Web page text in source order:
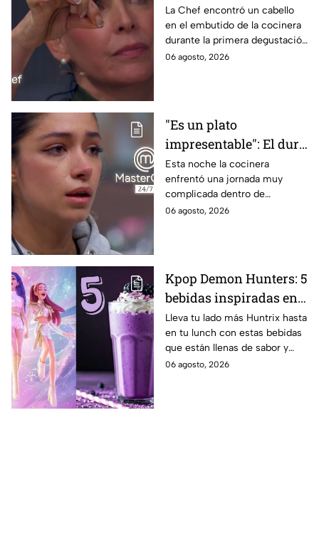
en evidencia a Carmen
en la gala de mandiles
negros de MasterChef
24/7
La Chef encontró un cabello
en el embutido de la cocinera
durante la primera degustación
de la noche
06 agosto, 2026
"Es un plato
impresentable": El duro
regaño que hizo llorar a
Michelle dentro de
MasterChef 24/7
Esta noche la cocinera
enfrentó una jornada muy
complicada dentro de
MasterChef 24/7.
06 agosto, 2026
Kpop Demon Hunters: 5
bebidas inspiradas en
las guerreras Huntrix
para llevar a la escuela
este regreso a clases
2026; son saludables y
Lleva tu lado más Huntrix hasta
en tu lunch con estas bebidas
que están llenas de sabor y
frescura.
06 agosto, 2026